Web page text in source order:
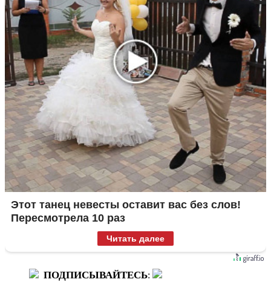
Этот танец невесты оставит вас без слов!
Пересмотрела 10 раз
Читать далее
ПОДПИСЫВАЙТЕСЬ: